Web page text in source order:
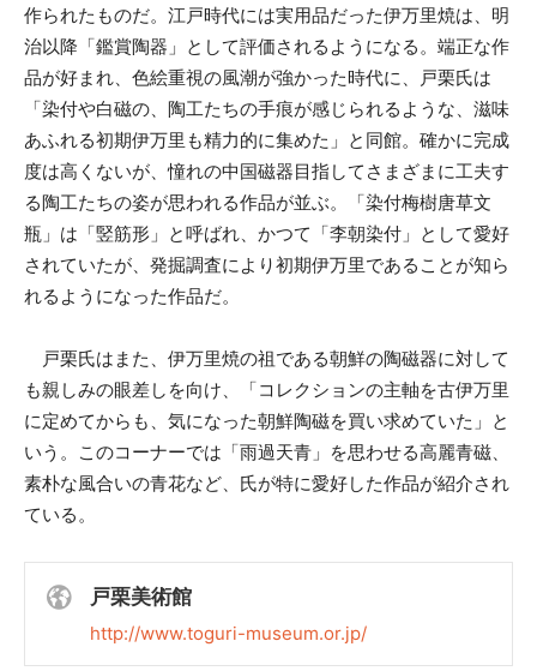
作られたものだ。江戸時代には実用品だった伊万里焼は、明
治以降「鑑賞陶器」として評価されるようになる。端正な作
品が好まれ、色絵重視の風潮が強かった時代に、戸栗氏は
「染付や白磁の、陶工たちの手痕が感じられるような、滋味
あふれる初期伊万里も精力的に集めた」と同館。確かに完成
度は高くないが、憧れの中国磁器目指してさまざまに工夫す
る陶工たちの姿が思われる作品が並ぶ。「染付梅樹唐草文
瓶」は「竪筋形」と呼ばれ、かつて「李朝染付」として愛好
されていたが、発掘調査により初期伊万里であることが知ら
れるようになった作品だ。
戸栗氏はまた、伊万里焼の祖である朝鮮の陶磁器に対して
も親しみの眼差しを向け、「コレクションの主軸を古伊万里
に定めてからも、気になった朝鮮陶磁を買い求めていた」と
いう。このコーナーでは「雨過天青」を思わせる高麗青磁、
素朴な風合いの青花など、氏が特に愛好した作品が紹介され
ている。
戸栗美術館
http://www.toguri-museum.or.jp/